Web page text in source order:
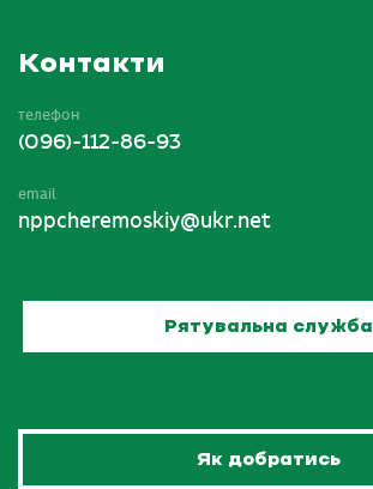
Контакти
телефон
(096)-112-86-93
email
nppcheremoskiy@ukr.net
Рятувальна служба
Як добратись